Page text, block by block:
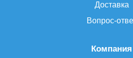
Компания
Доставка
Вопрос-